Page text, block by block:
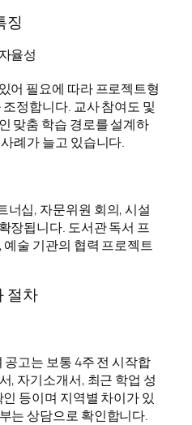
징
율성
어 필요에 따라 프로젝트형
정합니다. 교사 참여도 및
맞춤 학습 경로를 설계하
례가 늘고 있습니다.
너십, 자문위원 회의, 시설
장됩니다. 도서관 독서 프
술 기관의 협력 프로젝트
절차
공고는 보통 4주 전 시작합
, 자기소개서, 최근 학업 성
등이며 지역별 차이가 있
는 상담으로 확인합니다.